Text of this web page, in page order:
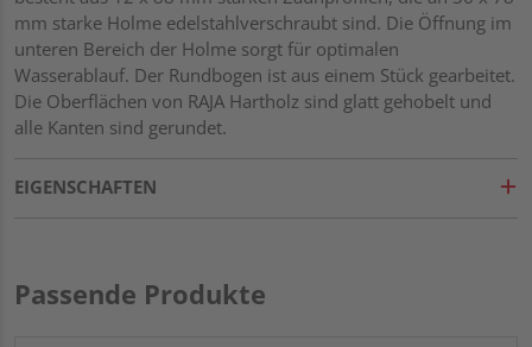
mm starke Holme edelstahlverschraubt sind. Die Öffnung im
unteren Bereich der Holme sorgt für optimalen
Wasserablauf. Der Rundbogen ist aus einem Stück gearbeitet.
Die Oberflächen von RAJA Hartholz sind glatt gehobelt und
alle Kanten sind gerundet.
EIGENSCHAFTEN
Passende Produkte